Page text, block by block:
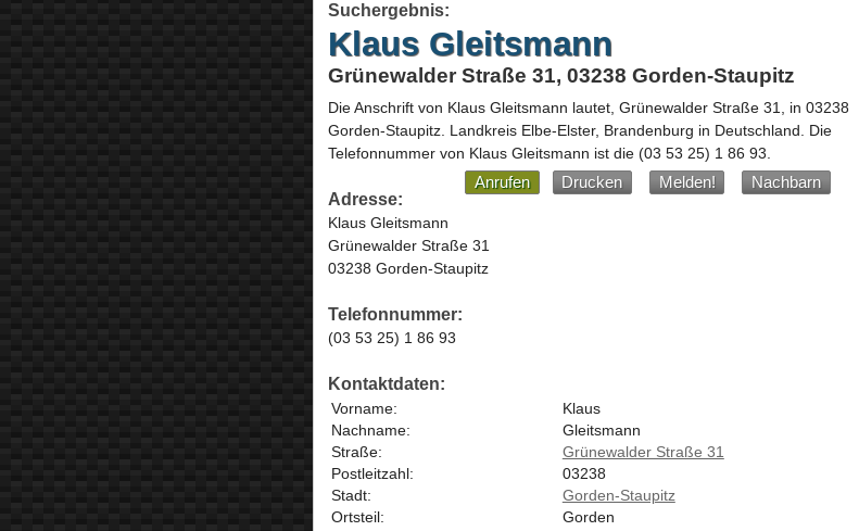
Suchergebnis:
Klaus Gleitsmann
Grünewalder Straße 31, 03238 Gorden-Staupitz
Die Anschrift von Klaus Gleitsmann lautet, Grünewalder Straße 31 , in 03238
Gorden-Staupitz. Landkreis Elbe-Elster, Brandenburg in Deutschland
Die
Telefonnummer von Klaus Gleitsmann ist die (03 53 25) 1 86 93
Anrufen Drucken Melden!
Nachbarn
Adresse:
Klaus Gleitsmann
Grünewalder Straße 31
03238 Gorden-Staupitz
Telefonnummer:
(03 53 25) 1 86 93
Kontaktdaten:
Vorname:
Klaus
Nachname:
Gleitsmann
Straße:
Grünewalder Straße 31
Postleitzahl:
03238
Stadt:
Gorden-Staupitz
Ortsteil:
Gorden